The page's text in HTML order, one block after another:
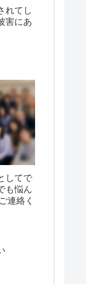
れてし
害にあ
してで
も悩ん
連絡く